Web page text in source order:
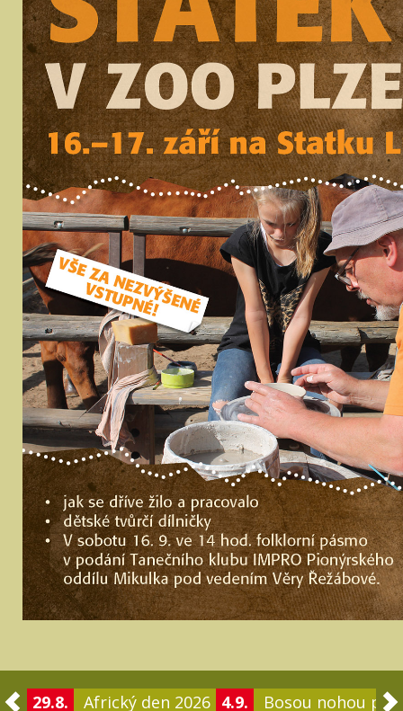
29.8. Africký den 2026 4.9. Bosou nohou po